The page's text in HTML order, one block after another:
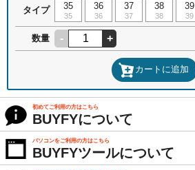
タイプ 35
35
36
36
37
37
38
38
39
39
数量 - +
カートに追加
初めてご利用の方はこちら
BUYFYについて
パソコンをご利用の方はこちら
BUYFYツールについて